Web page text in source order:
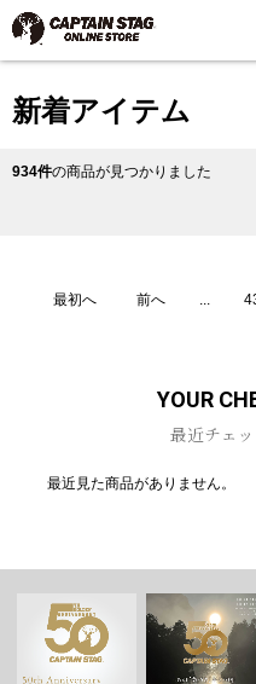
新着アイテム
934件の商品が見つかりました
最初へ 前へ ...
YOUR
最近チェ
最近見た商品がありません。